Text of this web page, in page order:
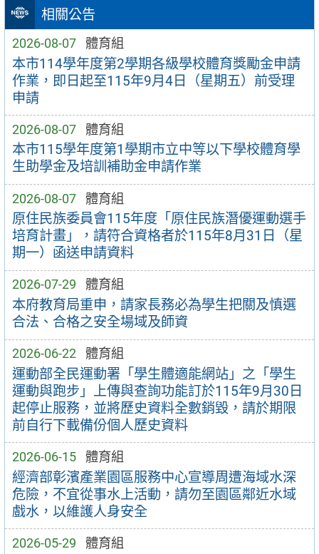
相關公告
2026-08-07 體育組
本市114學年度第2學期各級學校體育獎勵金申請
作業，即日起至115年9月4日（星期五）前受理
申請
2026-08-07 體育組
本市115學年度第1學期市立中等以下學校體育學
生助學金及培訓補助金申請作業
2026-08-07 體育組
原住民族委員會115年度「原住民族潛優運動選手
培育計畫」，請符合資格者於115年8月31日（星
期一）函送申請資料
2026-07-29 體育組
本府教育局重申，請家長務必為學生把關及慎選
合法、合格之安全場域及師資
2026-06-22 體育組
運動部全民運動署「學生體適能網站」之「學生
運動與跑步」上傳與查詢功能訂於115年9月30日
起停止服務，並將歷史資料全數銷毀，請於期限
前自行下載備份個人歷史資料
2026-06-15 體育組
經濟部彰濱產業園區服務中心宣導周遭海域水深
危險，不宜從事水上活動，請勿至園區鄰近水域
戲水，以維護人身安全
2026-05-29 體育組